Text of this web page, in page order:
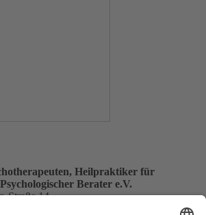
Heilpraktiker für
Berater e.V.
Straße 14